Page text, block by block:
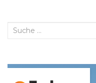
Suche